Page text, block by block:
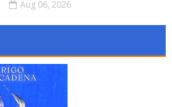
Aug 06, 2026